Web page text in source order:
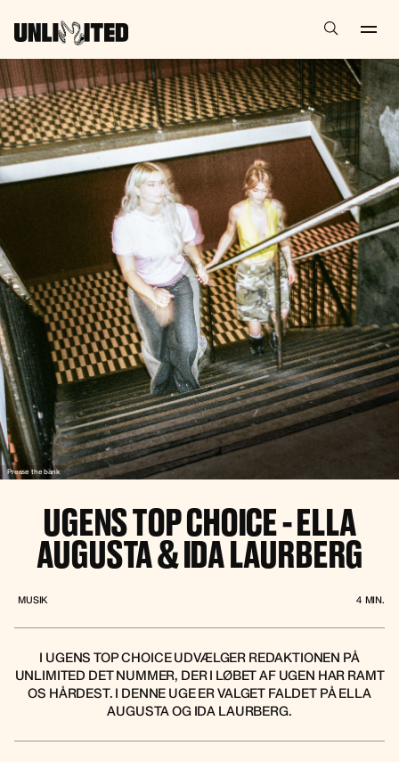
Presse the bank
UGENS TOP CHOICE - ELLA
AUGUSTA & IDA LAURBERG
MUSIK 4 MIN.
I UGENS TOP CHOICE UDVÆLGER REDAKTIONEN PÅ
UNLIMITED DET NUMMER, DER I LØBET AF UGEN HAR RAMT
OS HÅRDEST. I DENNE UGE ER VALGET FALDET PÅ ELLA
AUGUSTA OG IDA LAURBERG.